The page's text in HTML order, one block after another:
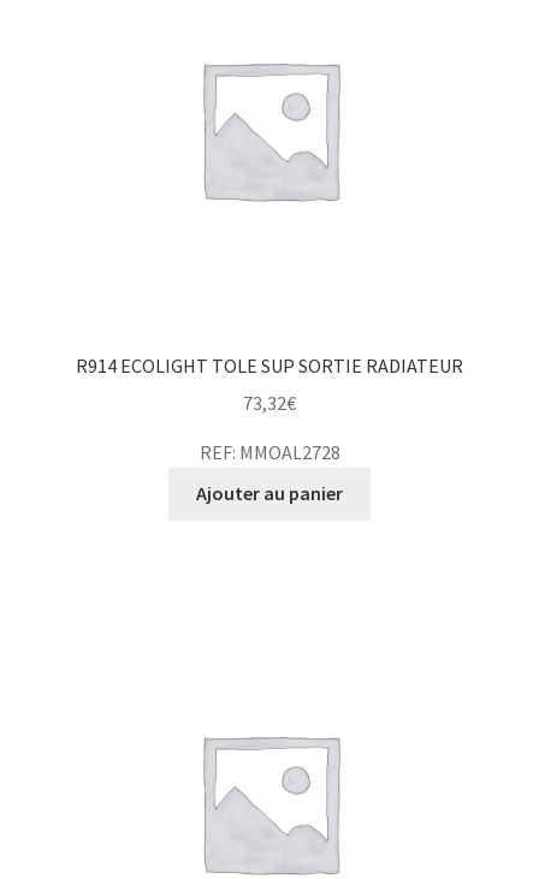
R914 ECOLIGHT TOLE SUP SORTIE RADIATEUR
73,32€
REF: MMOAL2728
Ajouter au panier